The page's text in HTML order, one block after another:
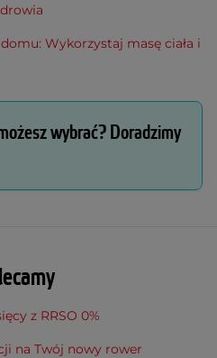
Wykorzystaj masę ciała i
wybrać? Doradzimy
z RRSO 0%
na Twój nowy rower